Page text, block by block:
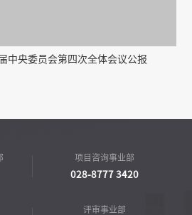
中央委员会第四次全体会议公报
项目咨询事业部
028-8777 3420
评审事业部